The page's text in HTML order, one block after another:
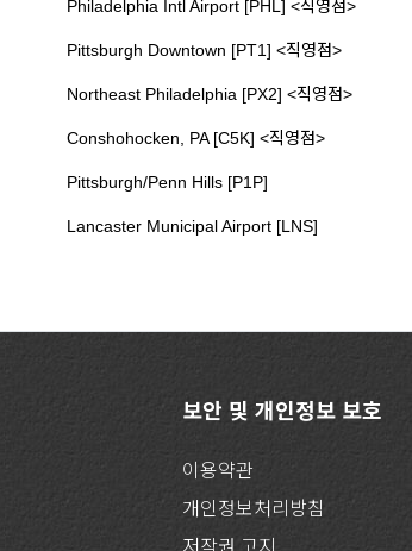
Philadelphia Intl Airport [PHL] <직영점>
Pittsburgh Downtown [PT1] <직영점>
Northeast Philadelphia [PX2] <직영점>
Conshohocken, PA [C5K] <직영점>
Pittsburgh/Penn Hills [P1P]
Lancaster Municipal Airport [LNS]
보안 및 개인정보 보호
이용약관
개인정보처리방침
저작권 고지